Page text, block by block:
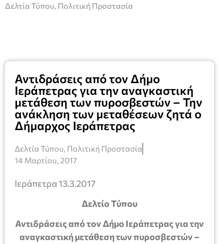
Δελτία Τύπου Πολιτική Προστασία
Αντιδράσεις από τον Δήμο
Ιεράπετρας για την αναγκαστική
μετάθεση των πυροσβεστών – Την
ανάκληση των μεταθέσεων ζητά ο
Δήμαρχος Ιεράπετρας
Δελτία Τύπου Πολιτική Προστασία
14 Μαρτίου, 2017
Ιεράπετρα 13.3.2017
Δελτίο Τύπου
Αντιδράσεις από τον Δήμο Ιεράπετρας για την
αναγκαστική μετάθεση των πυροσβεστών –